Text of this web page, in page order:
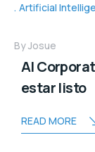
Artificial
ByJosue
AI
estar listo
READ MORE